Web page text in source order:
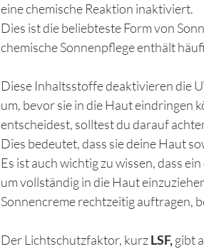
eine chemische Reaktion inaktiviert.
Dies ist die beliebteste Form von
chemische Sonnenpflege enthält
Diese Inhaltsstoffe deaktivieren die
um, bevor sie in die Haut eindringen
entscheidest, solltest du darauf
Dies bedeutet, dass sie deine Haut
Es ist auch wichtig zu wissen, dass
um vollständig in die Haut
Sonnencreme rechtzeitig auftragen,
Der Lichtschutzfaktor, kurz LSF, gibt